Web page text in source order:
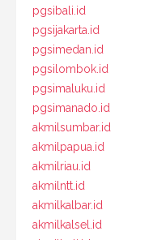
pgsibali.id
pgsijakarta.id
pgsimedan.id
pgsilombok.id
pgsimaluku.id
pgsimanado.id
akmilsumbar.id
akmilpapua.id
akmilriau.id
akmilntt.id
akmilkalbar.id
akmilkalsel.id